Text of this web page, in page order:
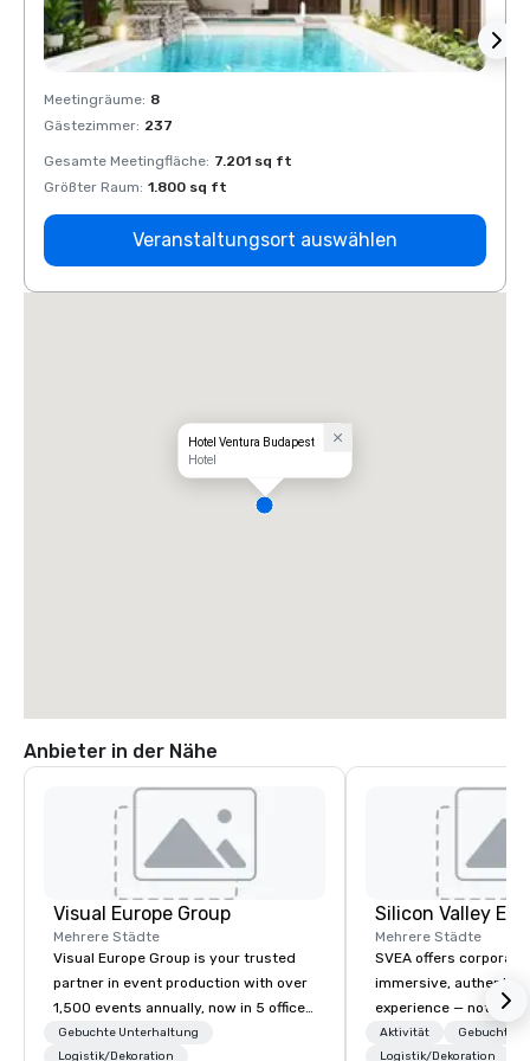
Meetingräume: 8
Gästezimmer: 237
Gesamte Meetingfläche: 7.201 sq ft
Größter Raum: 1.800 sq ft
Veranstaltungsort auswählen
Hotel Ventura Budapest
Hotel
Anbieter in der Nähe
Visual Europe Group
Mehrere Städte
Visual Europe Group is your trusted
partner in event production with over
1,500 events annually, now in 5 offices
across Europe. From concept to
flawless execution, we provide full-
Gebuchte Unterhaltung
Logistik/Dekoration
Mehrere Städte
SVEA offers
immersive, authentic
experience — not a
transformation. We
facilitate custom
Aktivität
Gebuchte
Logistik/Dekoration